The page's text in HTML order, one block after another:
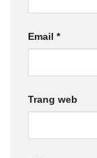
Email *
Trang web